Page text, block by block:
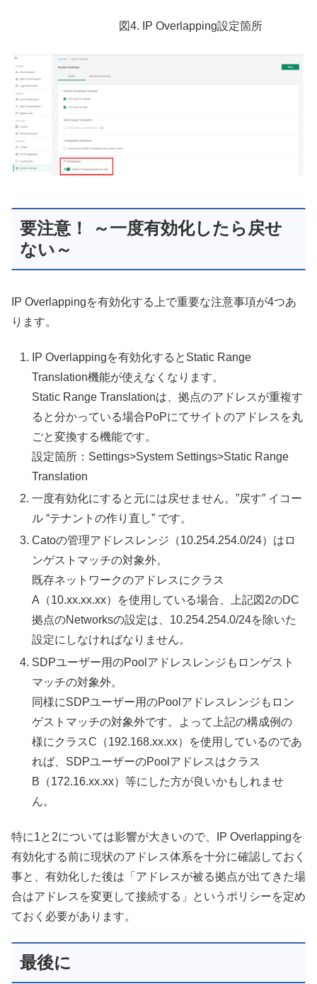
図4. IP Overlapping設定箇所
要注意！ ～一度有効化したら戻せ
ない～
IP Overlappingを有効化する上で重要な注意事項が4つあ
ります。
IP Overlappingを有効化するとStatic Range
Translation機能が使えなくなります。
Static Range Translationは、拠点のアドレスが重複す
ると分かっている場合PoPにてサイトのアドレスを丸
ごと変換する機能です。
設定箇所：Settings>System Settings>Static Range
Translation
一度有効化にすると元には戻せません。”戻す” イコー
ル “テナントの作り直し” です。
Catoの管理アドレスレンジ（10.254.254.0/24）はロ
ンゲストマッチの対象外。
既存ネットワークのアドレスにクラス
A（10.xx.xx.xx）を使用している場合、上記図2のDC
拠点のNetworksの設定は、10.254.254.0/24を除いた
設定にしなければなりません。
SDPユーザー用のPoolアドレスレンジもロンゲスト
マッチの対象外。
同様にSDPユーザー用のPoolアドレスレンジもロン
ゲストマッチの対象外です。よって上記の構成例の
様にクラスC（192.168.xx.xx）を使用しているのであ
れば、SDPユーザーのPoolアドレスはクラス
B（172.16.xx.xx）等にした方が良いかもしれませ
ん。
特に1と2については影響が大きいので、IP Overlappingを
有効化する前に現状のアドレス体系を十分に確認しておく
事と、有効化した後は「アドレスが被る拠点が出てきた場
合はアドレスを変更して接続する」というポリシーを定め
ておく必要があります。
最後に